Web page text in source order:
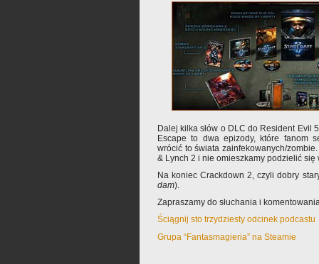
Dalej kilka słów o DLC do Resident Evil
Escape to dwa epizody, które fanom
wrócić to świata zainfekowanych/
& Lynch 2 i nie omieszkamy podzielić się
Na koniec Crackdown 2, czyli dobry
dam).
Zapraszamy do słuchania i
Ściągnij sto trzydziesty odcinek podcastu
Grupa “Fantasmagieria” na Steamie